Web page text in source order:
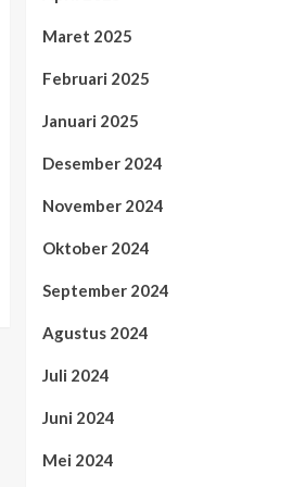
Maret 2025
Februari 2025
Januari 2025
Desember 2024
November 2024
Oktober 2024
September 2024
Agustus 2024
Juli 2024
Juni 2024
Mei 2024